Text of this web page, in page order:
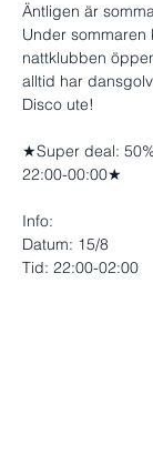
Äntligen är
Under sommaren
nattklubben
alltid har
Disco ute!
★Super deal:
22:00-00:00★
Info:
Datum: 15/8
Tid: 22:00-02:00